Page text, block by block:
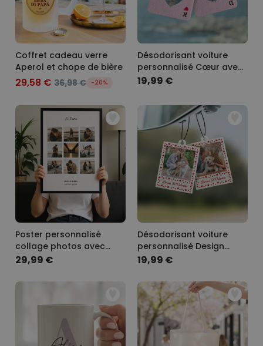
Coffret cadeau verre
Aperol et chope de bière
29,58 € 36,98 € -20%
Désodorisant voiture
personnalisé Cœur avec
photo
19,99 €
Poster personnalisé
collage photos avec
texte
29,99 €
Désodorisant voiture
personnalisé Design
polaroïd avec cœurs -
19,99 €